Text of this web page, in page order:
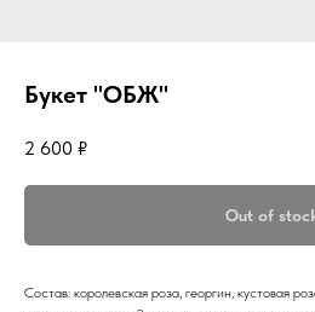
Букет "ОБЖ"
2 600 ₽
Out of
Состав: королевская роза, георгин, кустовая